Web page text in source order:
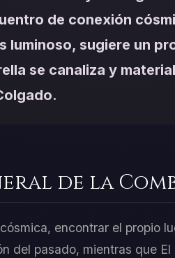
de conexión
luminoso, sugiere un
se canaliza y
de la
encontrar el propio
del pasado, mientras que